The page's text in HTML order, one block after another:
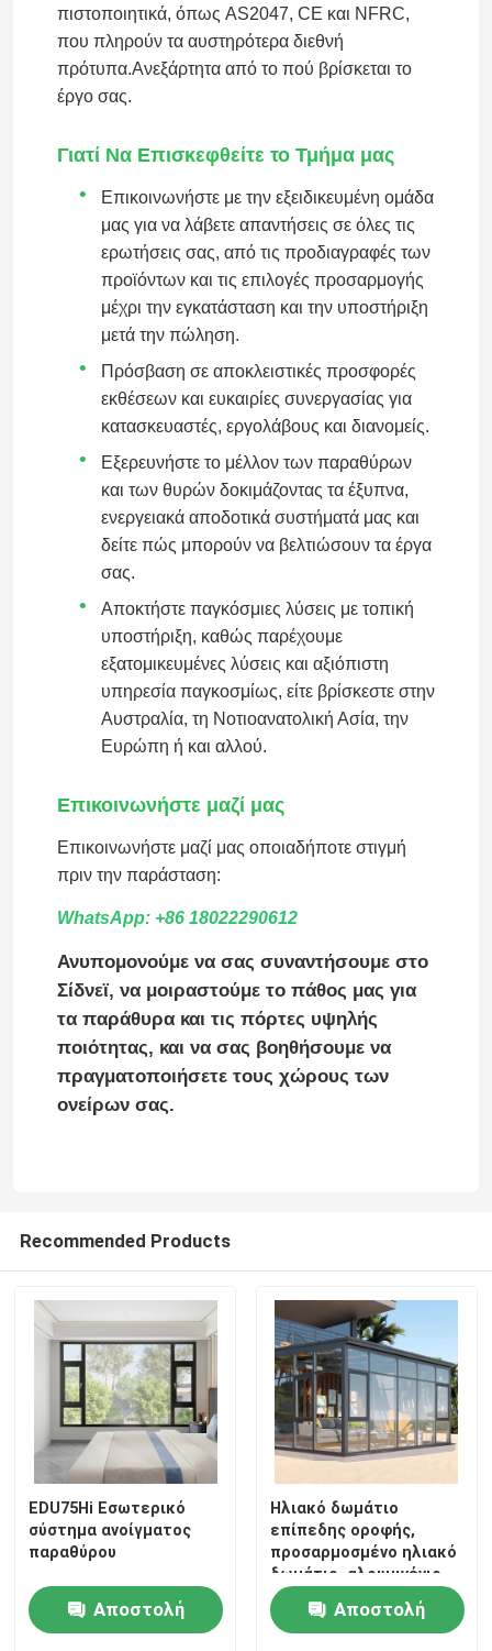
Περίπου εμείς
Γύρος εργοστασίων
Ποιοτικός έλεγχος
Ζητήστε ένα απόσπασμα
πόρτα αργιλίου
παράθυρο από αλουμίνιο
τοίχος κουρτινών
πιστοποιητικά, όπως AS2047, CE και NFRC,
που πληρούν τα αυστηρότερα διεθνή
πρότυπα.Ανεξάρτητα από το πού βρίσκεται το
έργο σας.
Γιατί Να Επισκεφθείτε το Τμήμα μας
Επικοινωνήστε με την εξειδικευμένη ομάδα
μας για να λάβετε απαντήσεις σε όλες τις
ερωτήσεις σας, από τις προδιαγραφές των
προϊόντων και τις επιλογές προσαρμογής
μέχρι την εγκατάσταση και την υποστήριξη
μετά την πώληση.
Πρόσβαση σε αποκλειστικές προσφορές
εκθέσεων και ευκαιρίες συνεργασίας για
κατασκευαστές, εργολάβους και διανομείς.
Εξερευνήστε το μέλλον των παραθύρων
και των θυρών δοκιμάζοντας τα έξυπνα,
ενεργειακά αποδοτικά συστήματά μας και
δείτε πώς μπορούν να βελτιώσουν τα έργα
σας.
Αποκτήστε παγκόσμιες λύσεις με τοπική
υποστήριξη, καθώς παρέχουμε
εξατομικευμένες λύσεις και αξιόπιστη
υπηρεσία παγκοσμίως, είτε βρίσκεστε στην
Αυστραλία, τη Νοτιοανατολική Ασία, την
Ευρώπη ή και αλλού.
Επικοινωνήστε μαζί μας
Επικοινωνήστε μαζί μας οποιαδήποτε στιγμή
πριν την παράσταση:
WhatsApp: +86 18022290612
Ανυπομονούμε να σας συναντήσουμε στο
Σίδνεϊ, να μοιραστούμε το πάθος μας για
τα παράθυρα και τις πόρτες υψηλής
ποιότητας, και να σας βοηθήσουμε να
πραγματοποιήσετε τους χώρους των
ονείρων σας.
Recommended Products
EDU75Hi Εσωτερικό
σύστημα ανοίγματος
παραθύρου
Αποστολή
Ηλιακό δωμάτιο
επίπεδης οροφής,
προσαρμοσμένο ηλιακό
δωμάτιο, αλουμινένιο
κράμα ηλιακό δωμάτιο
Αποστολή